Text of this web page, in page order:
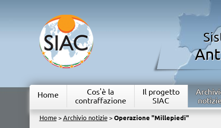
Home
Cos'è la
contraffazione
Il progetto
SIAC
Home> Archivio notizie> Operazione "Millepiedi"